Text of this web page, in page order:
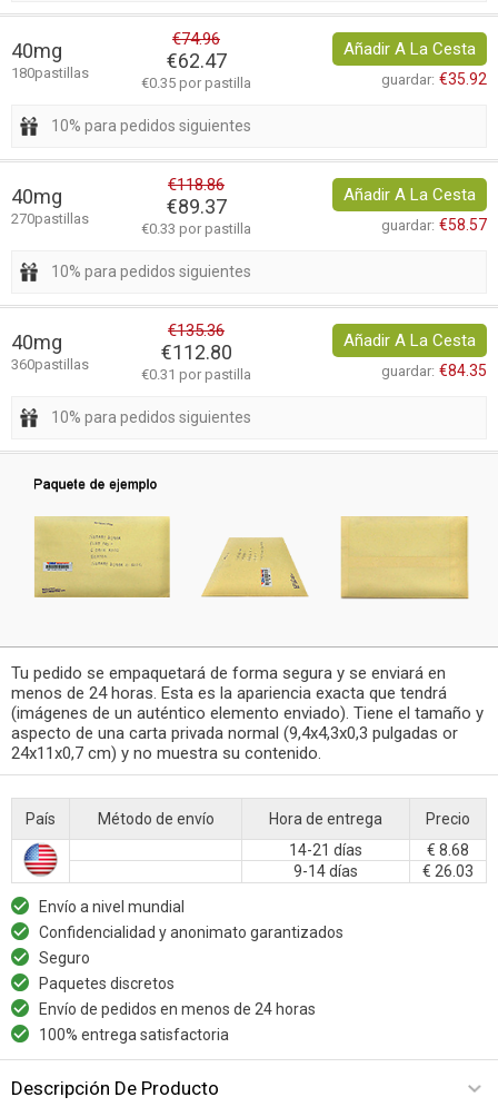
40mg
180pastillas
€74.96
€62.47
€0.35 por pastilla
Añadir A La Cesta
guardar: €35.92
10% para pedidos siguientes
40mg
270pastillas
€118.86
€89.37
€0.33 por pastilla
Añadir A La Cesta
guardar: €58.57
10% para pedidos siguientes
40mg
360pastillas
€135.36
€112.80
€0.31 por pastilla
Añadir A La Cesta
guardar: €84.35
10% para pedidos siguientes
Tu pedido se empaquetará de forma segura y se enviará en
menos de 24 horas. Esta es la apariencia exacta que tendrá
(imágenes de un auténtico elemento enviado). Tiene el tamaño y
aspecto de una carta privada normal (9,4x4,3x0,3 pulgadas or
24x11x0,7 cm) y no muestra su contenido.
País Método de envío Hora de entrega
Precio
14-21 días
€ 8.68
9-14 días
€ 26.03
Envío a nivel mundial
Confidencialidad y anonimato garantizados
Seguro
Paquetes discretos
Envío de pedidos en menos de 24 horas
100% entrega satisfactoria
Descripción De Producto